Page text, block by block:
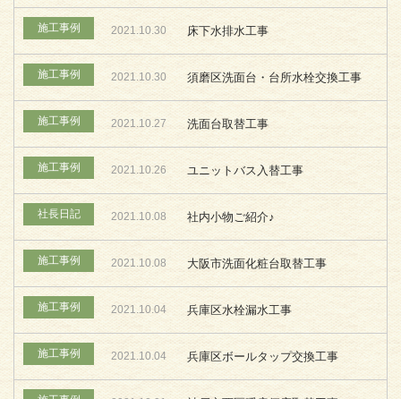
施工事例 2021.10.30 床下水排水工事
施工事例 2021.10.30 須磨区洗面台・台所水栓交換工事
施工事例 2021.10.27 洗面台取替工事
施工事例 2021.10.26 ユニットバス入替工事
社長日記 2021.10.08 社内小物ご紹介♪
施工事例 2021.10.08 大阪市洗面化粧台取替工事
施工事例 2021.10.04 兵庫区水栓漏水工事
施工事例 2021.10.04 兵庫区ボールタップ交換工事